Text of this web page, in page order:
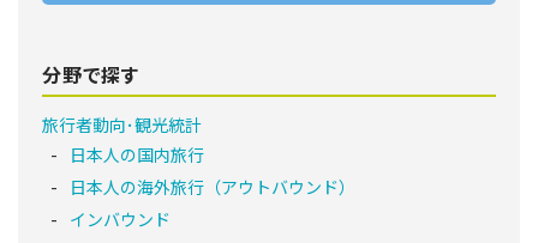
分野で探す
旅行者動向･観光統計
日本人の国内旅行
日本人の海外旅行（アウトバウンド）
インバウンド